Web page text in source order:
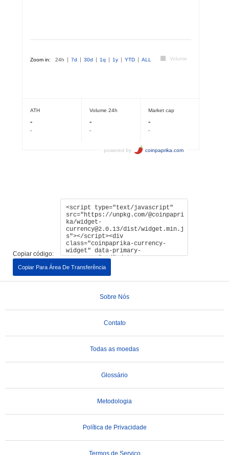
Copiar código:
Copiar Para Área De Transferência
Sobre Nós
Contato
Todas as moedas
Glossário
Metodologia
Política de Privacidade
Termos de Serviço